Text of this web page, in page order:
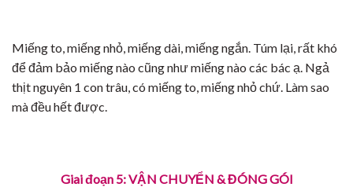
Miếng to, miếng nhỏ, miếng dài, miếng ngắn. Túm lại, rất khó
để đảm bảo miếng nào cũng như miếng nào các bác ạ. Ngả
thịt nguyên 1 con trâu, có miếng to, miếng nhỏ chứ. Làm sao
mà đều hết được.
Giai đoạn 5: VẬN CHUYỂN & ĐÓNG GÓI